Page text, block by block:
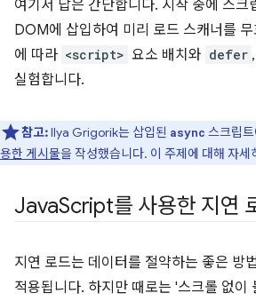
여기서 답은 간단합니다. 시작 중에 스크
DOM에 삽입하여 미리 로드 스캐너를
에 따라 <script> 요소 배치와 defer ,
실험합니다.
참고:Ilya Grigorik는 삽입된 async 스크립
용한 게시물을 작성했습니다. 이 주제에 대해 자
JavaScript를 사용한 지연
지연 로드는 데이터를 절약하는 좋은 방
적용됩니다. 하지만 때로는 '스크롤 없이